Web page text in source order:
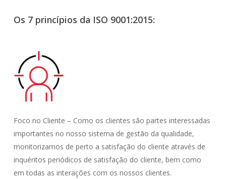
Os 7 princípios da ISO 9001:2015:
Foco no Cliente – Como os clientes são partes interessadas
importantes no nosso sistema de gestão da qualidade,
monitorizamos de perto a satisfação do cliente através de
inquéritos periódicos de satisfação do cliente, bem como
em todas as interações com os nossos clientes.